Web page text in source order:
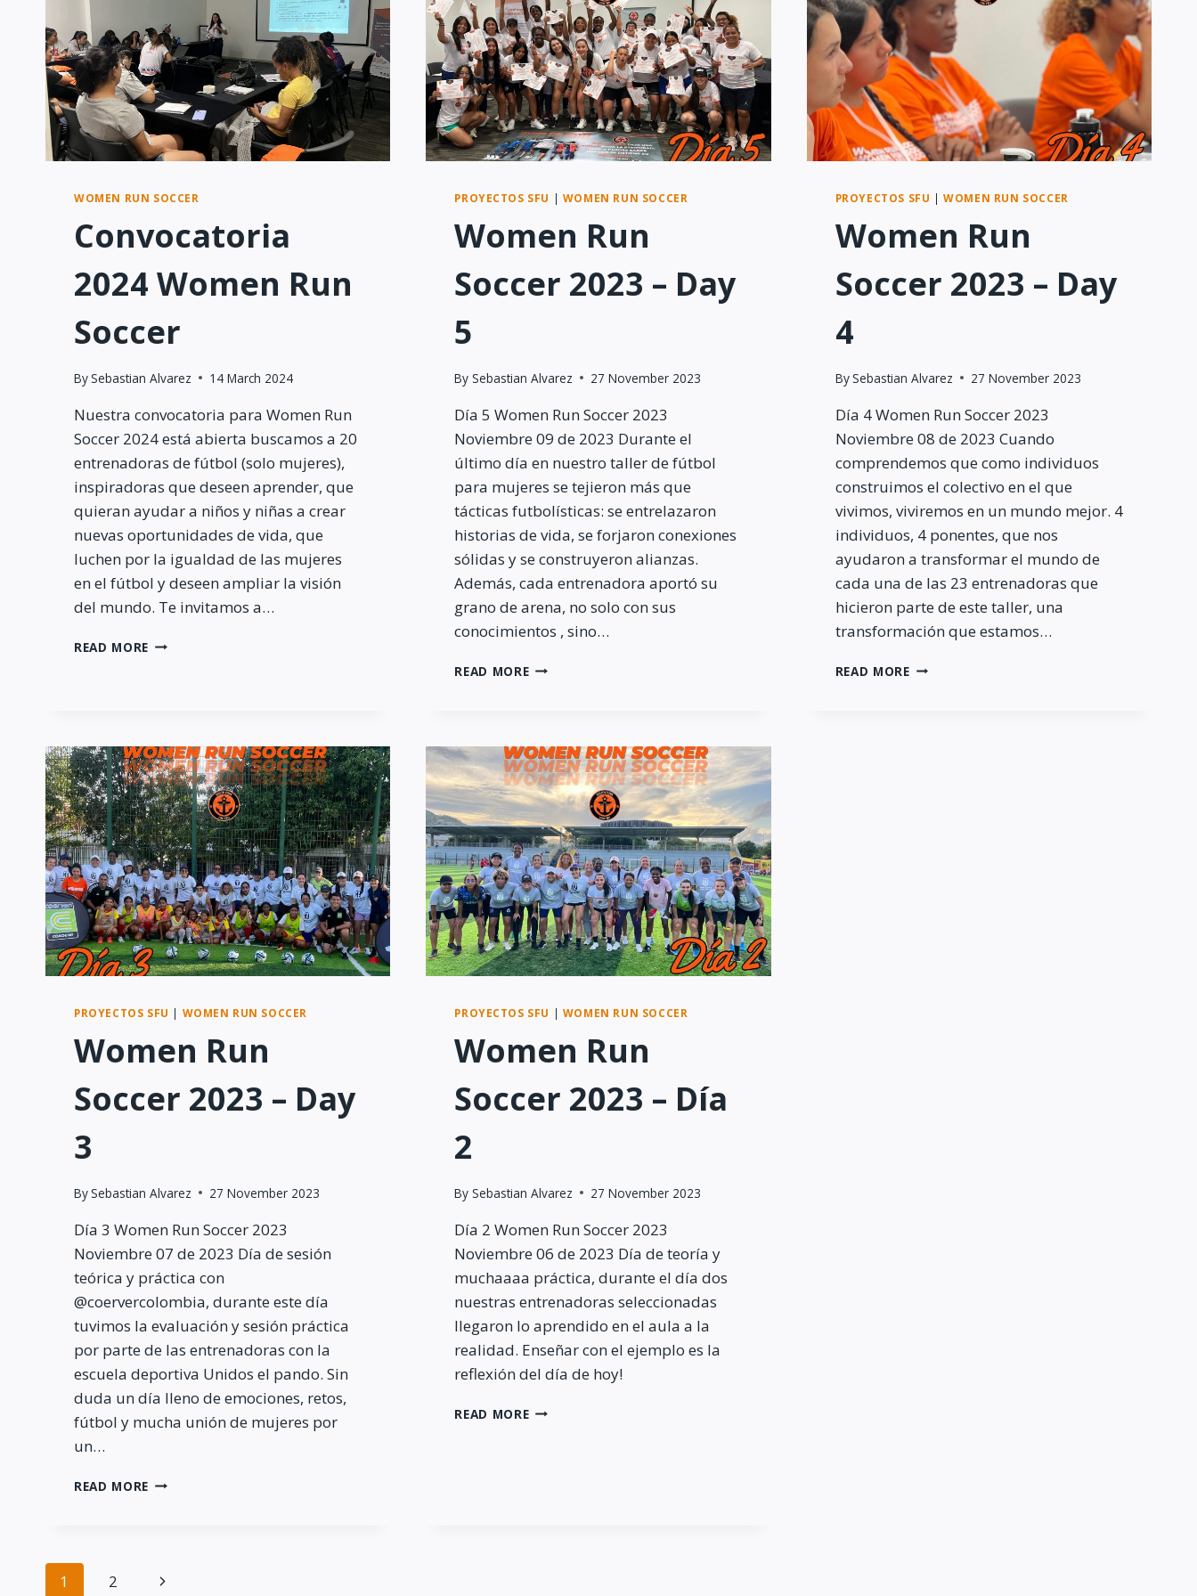
WOMEN RUN SOCCER
Convocatoria
2024 Women Run
Soccer
BySebastian Alvarez 14 March 2024
Nuestra convocatoria para Women Run
Soccer 2024 está abierta buscamos a 20
entrenadoras de fútbol (solo mujeres),
inspiradoras que deseen aprender, que
quieran ayudar a niños y niñas a crear
nuevas oportunidades de vida, que
luchen por la igualdad de las mujeres
en el fútbol y deseen ampliar la visión
del mundo. Te invitamos a…
READ MORE CONVOCATORIA
PROYECTOS SFU | WOMEN RUN SOCCER
Women Run
Soccer 2023 – Day
5
By Sebastian Alvarez 27 November 2023
Día 5 Women Run Soccer 2023
Noviembre 09 de 2023 Durante el
último día en nuestro taller de fútbol
para mujeres se tejieron más que
tácticas futbolísticas: se entrelazaron
historias de vida, se forjaron conexiones
sólidas y se construyeron alianzas.
Además, cada entrenadora aportó su
grano de arena, no solo con sus
conocimientos , sino…
READ MOREWOMEN
DAY
5
PROYECTOS SFU |WOMEN RUN SOCCER
Women Run
Soccer 2023 – Day
4
BySebastian Alvarez 27 November 2023
Día 4 Women Run Soccer 2023
Noviembre 08 de 2023 Cuando
comprendemos que como individuos
construimos el colectivo en el que
vivimos, viviremos en un mundo mejor. 4
individuos, 4 ponentes, que nos
ayudaron a transformar el mundo de
cada una de las 23 entrenadoras que
hicieron parte de este taller, una
transformación que estamos…
READ MOREWOMEN
PROYECTOS SFU | WOMEN RUN SOCCER
Women Run
Soccer 2023 – Day
3
BySebastian Alvarez 27 November 2023
Día 3 Women Run Soccer 2023
Noviembre 07 de 2023 Día de sesión
teórica y práctica con
@coervercolombia, durante este día
tuvimos la evaluación y sesión práctica
por parte de las entrenadoras con la
escuela deportiva Unidos el pando. Sin
duda un día lleno de emociones, retos,
fútbol y mucha unión de mujeres por
un…
READ MORE WOMEN
DAY
PROYECTOS SFU | WOMEN RUN SOCCER
Women Run
Soccer 2023 – Día
2
By Sebastian Alvarez 27 November 2023
Día 2 Women Run Soccer 2023
Noviembre 06 de 2023 Día de teoría y
muchaaaa práctica, durante el día dos
nuestras entrenadoras seleccionadas
llegaron lo aprendido en el aula a la
realidad. Enseñar con el ejemplo es la
reflexión del día de hoy!
READ MOREWOMEN
Page
1 2
Next